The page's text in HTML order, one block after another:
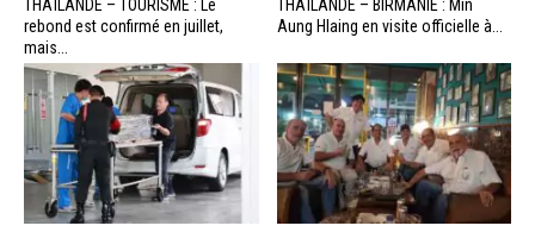
THAÏLANDE – TOURISME : Le
rebond est confirmé en juillet,
mais...
THAÏLANDE – BIRMANIE : Min
Aung Hlaing en visite officielle à...